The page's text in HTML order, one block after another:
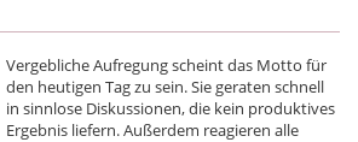
Vergebliche Aufregung scheint das Motto für
den heutigen Tag zu sein. Sie geraten schnell
in sinnlose Diskussionen, die kein produktives
Ergebnis liefern. Außerdem reagieren alle